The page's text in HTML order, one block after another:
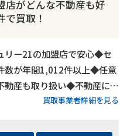
店がどんな不動産も好
で買取！
リー21の加盟店で安心◆セ
数が年間1,012件以上◆任意
動産も取り扱い◆不動産に付
条件買取を実現買取事業者詳細を見る